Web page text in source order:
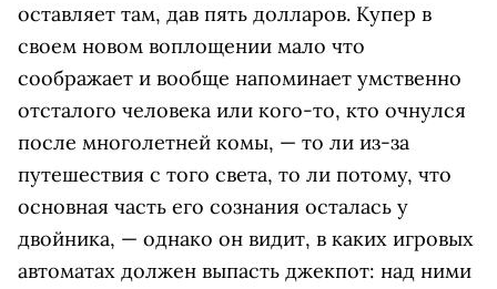
оставляет там, дав пять долларов. Купер в
своем новом воплощении мало что
соображает и вообще напоминает умственно
отсталого человека или кого-то, кто очнулся
после многолетней комы, — то ли из-за
путешествия с того света, то ли потому, что
основная часть его сознания осталась у
двойника, — однако он видит, в каких игровых
автоматах должен выпасть джекпот: над ними